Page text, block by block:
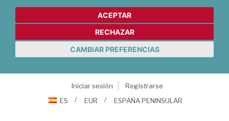
ACEPTAR
RECHAZAR
CAMBIAR PREFERENCIAS
Iniciar sesión
Registrarse
ES
EUR ESPAÑA PENINSULAR